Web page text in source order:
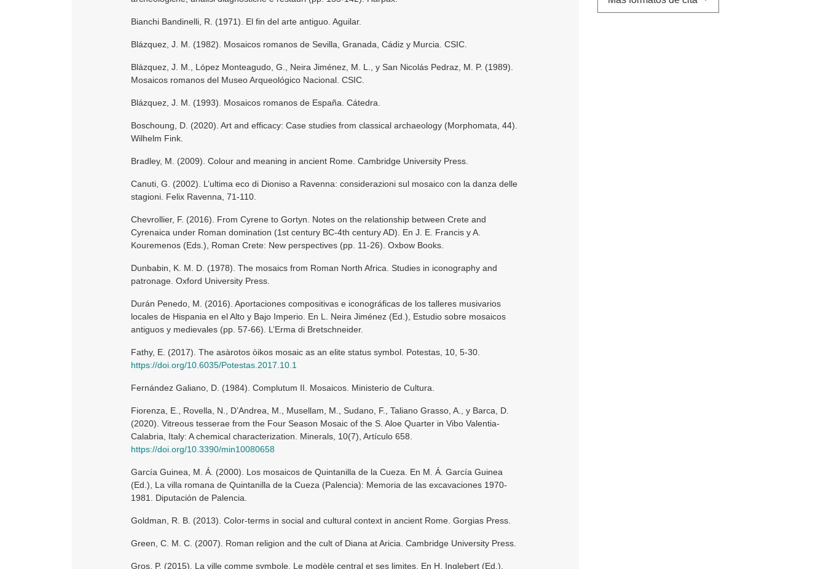
Bianchi Bandinelli, R. (1971). El fin del arte antiguo. Aguilar.
Blázquez, J. M. (1982). Mosaicos romanos de Sevilla, Granada, Cádiz y Murcia. CSIC.
Blázquez, J. M., López Monteagudo, G., Neira Jiménez, M. L., y San Nicolás Pedraz, M. P. (1989).
Mosaicos romanos del Museo Arqueológico Nacional. CSIC.
Blázquez, J. M. (1993). Mosaicos romanos de España. Cátedra.
Boschoung, D. (2020). Art and efficacy: Case studies from classical archaeology (Morphomata, 44).
Wilhelm Fink.
Bradley, M. (2009). Colour and meaning in ancient Rome. Cambridge University Press.
Canuti, G. (2002). L’ultima eco di Dioniso a Ravenna: considerazioni sul mosaico con la danza delle
stagioni. Felix Ravenna, 71-110.
Chevrollier, F. (2016). From Cyrene to Gortyn. Notes on the relationship between Crete and
Cyrenaica under Roman domination (1st century BC-4th century AD). En J. E. Francis y A.
Kouremenos (Eds.), Roman Crete: New perspectives (pp. 11-26). Oxbow Books.
Dunbabin, K. M. D. (1978). The mosaics from Roman North Africa. Studies in iconography and
patronage. Oxford University Press.
Durán Penedo, M. (2016). Aportaciones compositivas e iconográficas de los talleres musivarios
locales de Hispania en el Alto y Bajo Imperio. En L. Neira Jiménez (Ed.), Estudio sobre mosaicos
antiguos y medievales (pp. 57-66). L’Erma di Bretschneider.
Fathy, E. (2017). The asàrotos òikos mosaic as an elite status symbol. Potestas, 10, 5-30.
https://doi.org/10.6035/Potestas.2017.10.1
Fernández Galiano, D. (1984). Complutum II. Mosaicos. Ministerio de Cultura.
Fiorenza, E., Rovella, N., D’Andrea, M., Musellam, M., Sudano, F., Taliano Grasso, A., y Barca, D.
(2020). Vitreous tesserae from the Four Season Mosaic of the S. Aloe Quarter in Vibo Valentia-
Calabria, Italy: A chemical characterization. Minerals, 10(7), Artículo 658.
https://doi.org/10.3390/min10080658
García Guinea, M. Á. (2000). Los mosaicos de Quintanilla de la Cueza. En M. Á. García Guinea
(Ed.), La villa romana de Quintanilla de la Cueza (Palencia): Memoria de las excavaciones 1970-
1981. Diputación de Palencia.
Goldman, R. B. (2013). Color-terms in social and cultural context in ancient Rome. Gorgias Press.
Green, C. M. C. (2007). Roman religion and the cult of Diana at Aricia. Cambridge University Press.
Gros, P. (2015). La ville comme symbole. Le modèle central et ses limites. En H. Inglebert (Ed.),